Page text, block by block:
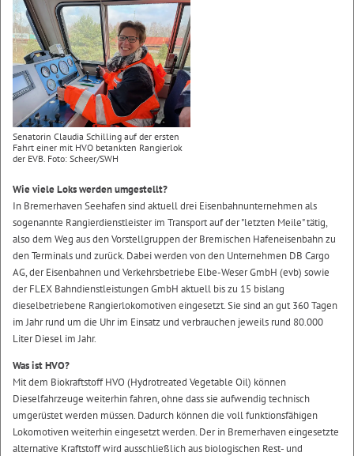
Senatorin Claudia Schilling auf der ersten
Fahrt einer mit HVO betankten Rangierlok
der EVB. Foto: Scheer/SWH
Wie viele Loks werden umgestellt?
In Bremerhaven Seehafen sind aktuell drei Eisenbahnunternehmen als
sogenannte Rangierdienstleister im Transport auf der "letzten Meile" tätig,
also dem Weg aus den Vorstellgruppen der Bremischen Hafeneisenbahn zu
den Terminals und zurück. Dabei werden von den Unternehmen DB Cargo
AG, der Eisenbahnen und Verkehrsbetriebe Elbe-Weser GmbH (evb) sowie
der FLEX Bahndienstleistungen GmbH aktuell bis zu 15 bislang
dieselbetriebene Rangierlokomotiven eingesetzt. Sie sind an gut 360 Tagen
im Jahr rund um die Uhr im Einsatz und verbrauchen jeweils rund 80.000
Liter Diesel im Jahr.
Was ist HVO?
Mit dem Biokraftstoff HVO (Hydrotreated Vegetable Oil) können
Dieselfahrzeuge weiterhin fahren, ohne dass sie aufwendig technisch
umgerüstet werden müssen. Dadurch können die voll funktionsfähigen
Lokomotiven weiterhin eingesetzt werden. Der in Bremerhaven eingesetzte
alternative Kraftstoff wird ausschließlich aus biologischen Rest- und